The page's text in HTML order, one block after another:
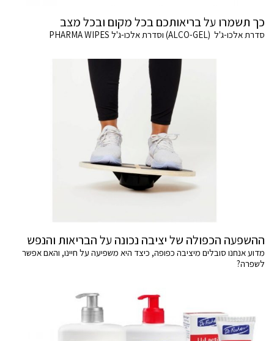
כך תשמרו על בריאותכם בכל מקום ובכל מצב
סדרת אלכו-ג'ל (ALCO-GEL) וסדרת אלכו-ג'ל PHARMA WIPES
ההשפעה הכפולה של יציבה נכונה על הבריאות והנפש
מדוע אנחנו סובלים מיציבה כפופה, כיצד היא משפיעה על חיינו, והאם אפשר
לשפרה?